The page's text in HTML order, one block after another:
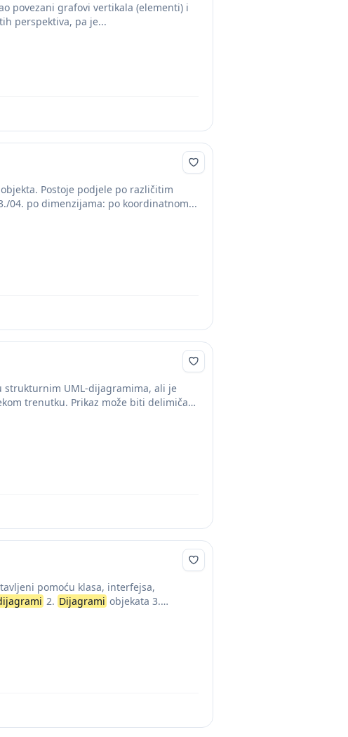
povezani grafovi vertikala (elementi) i
perspektiva, pa je...
Postoje podjele po različitim
04. po dimenzijama: po koordinatnom...
strukturnim UML-dijagramima, ali je
trenutku. Prikaz može biti delimičan
pomoću klasa, interfejsa,
2. Dijagrami objekata 3.